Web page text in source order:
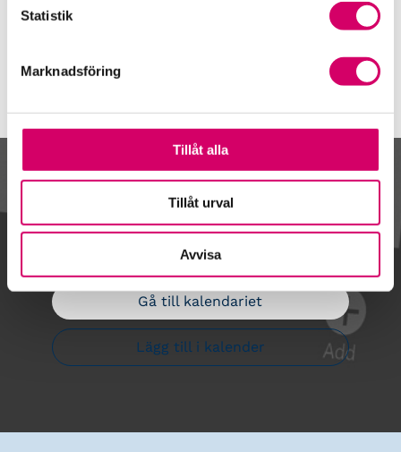
Statistik
Marknadsföring
Tillåt alla
Tillåt urval
Avvisa
Framtidsutsikter i lönebranschen
Kalendarium
Gå till kalendariet
Lägg till i kalender